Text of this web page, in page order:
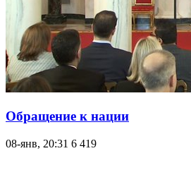
Обращение к нации
08-янв, 20:31 6 419